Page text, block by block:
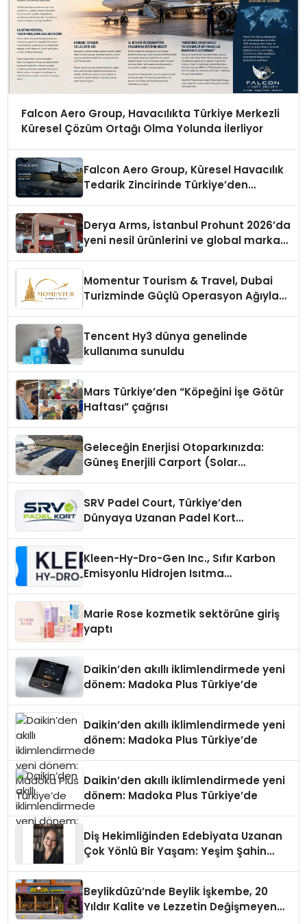
Falcon Aero Group, Havacılıkta Türkiye Merkezli
Küresel Çözüm Ortağı Olma Yolunda İlerliyor
Falcon Aero Group, Küresel Havacılık
Tedarik Zincirinde Türkiye’den
Derya Arms, İstanbul Prohunt 2026’da
yeni nesil ürünlerini ve global marka
Momentur Tourism & Travel, Dubai
Turizminde Güçlü Operasyon Ağıyla
Tencent Hy3 dünya genelinde
kullanıma sunuldu
Mars Türkiye’den “Köpeğini İşe Götür
Haftası” çağrısı
Geleceğin Enerjisi Otoparkınızda:
Güneş Enerjili Carport (Solar
SRV Padel Court, Türkiye’den
Dünyaya Uzanan Padel Kort
Kleen-Hy-Dro-Gen Inc., Sıfır Karbon
Emisyonlu Hidrojen Isıtma
Marie Rose kozmetik sektörüne giriş
yaptı
Daikin’den akıllı iklimlendirmede yeni
dönem: Madoka Plus Türkiye’de
Daikin’den akıllı iklimlendirmede yeni
dönem: Madoka Plus Türkiye’de
Daikin’den akıllı iklimlendirmede yeni
dönem: Madoka Plus Türkiye’de
Diş Hekimliğinden Edebiyata Uzanan
Çok Yönlü Bir Yaşam: Yeşim Şahin
Beylikdüzü’nde Beylik İşkembe, 20
Yıldır Kalite ve Lezzetin Değişmeyen